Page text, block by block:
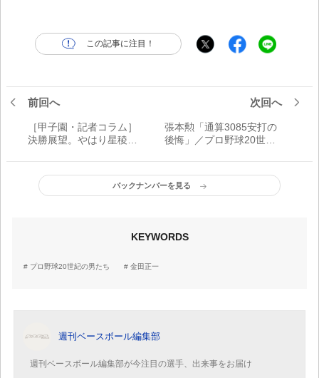
この記事に注目！
前回へ
［甲子園・記者コラム］
決勝展望。やはり星稜・
か
次回へ
張本勲「通算3085安打の
後悔」／プロ野球20世紀
バックナンバーを見る
KEYWORDS
プロ野球20世紀の男たち 金田正一
週刊ベースボール編集部
週刊ベースボール編集部が今注目の選手、出来事をお届け